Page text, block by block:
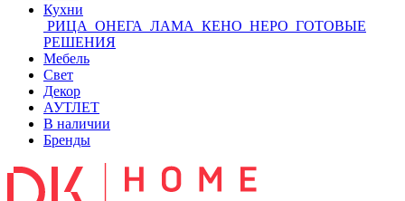
Кухни
РИЦА ОНЕГА ЛАМА КЕНО НЕРО ГОТОВЫЕ
РЕШЕНИЯ
Мебель
Свет
Декор
АУТЛЕТ
В наличии
Бренды